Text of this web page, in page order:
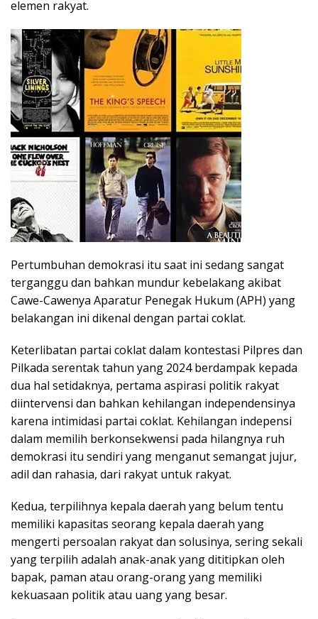
elemen rakyat.
Pertumbuhan demokrasi itu saat ini sedang sangat
terganggu dan bahkan mundur kebelakang akibat
Cawe-Cawenya Aparatur Penegak Hukum (APH) yang
belakangan ini dikenal dengan partai coklat.
Keterlibatan partai coklat dalam kontestasi Pilpres dan
Pilkada serentak tahun yang 2024 berdampak kepada
dua hal setidaknya, pertama aspirasi politik rakyat
diintervensi dan bahkan kehilangan independensinya
karena intimidasi partai coklat. Kehilangan indepensi
dalam memilih berkonsekwensi pada hilangnya ruh
demokrasi itu sendiri yang menganut semangat jujur,
adil dan rahasia, dari rakyat untuk rakyat.
Kedua, terpilihnya kepala daerah yang belum tentu
memiliki kapasitas seorang kepala daerah yang
mengerti persoalan rakyat dan solusinya, sering sekali
yang terpilih adalah anak-anak yang dititipkan oleh
bapak, paman atau orang-orang yang memiliki
kekuasaan politik atau uang yang besar.